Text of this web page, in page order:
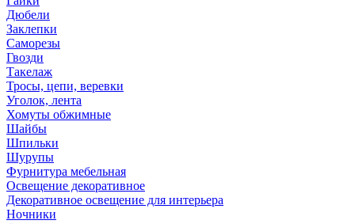
Дюбели
Заклепки
Саморезы
Гвозди
Такелаж
Тросы, цепи, веревки
Уголок, лента
Хомуты обжимные
Шайбы
Шпильки
Шурупы
Фурнитура мебельная
Освещение декоративное
Декоративное освещение для интерьера
Ночники